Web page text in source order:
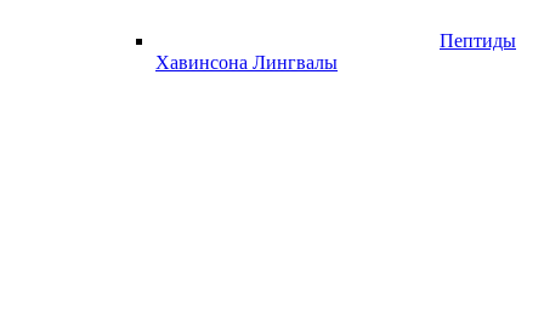
Пептиды
Хавинсона Лингвалы